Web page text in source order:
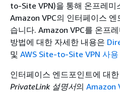
to-Site VPN)을 통해 온프레미
Amazon VPC의 인터페이스
습니다. Amazon VPC를 온프
방법에 대한 자세한 내용은
및 AWS Site-to-Site VPN 사용
인터페이스 엔드포인트에 대
PrivateLink 설명서의 Amazon